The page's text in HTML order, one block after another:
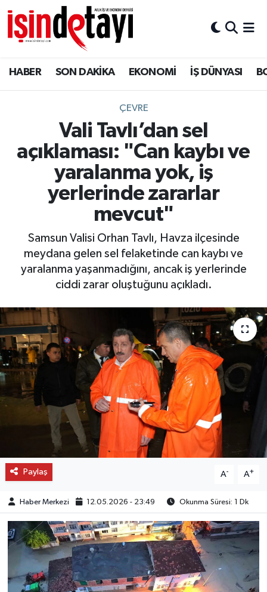
HABER SON DAKİKA EKONOMİ İŞ DÜNYASI
ÇEVRE
Vali Tavlı’dan sel
açıklaması: "Can kaybı ve
yaralanma yok, iş
yerlerinde zararlar
mevcut"
Samsun Valisi Orhan Tavlı, Havza ilçesinde
meydana gelen sel felaketinde can kaybı ve
yaralanma yaşanmadığını, ancak iş yerlerinde
ciddi zarar oluştuğunu açıkladı.
Paylaş A- A+
Haber Merkezi 12.05.2026 - 23:49 Okunma Süresi: 1 Dk
DÜNYA
Eğitim
ENERJİ HABERİ
GAYRİMENKUL
HABER
MAGAZİN
OTO DETAY
SAĞLIK
SON DAKİKA
SPOR
FİNANS
Nöbetçi Eczaneler
Hava Durumu
İstanbul Namaz Vakitleri
Trafik Durumu
Süper Lig Puan Durumu ve Fikstür
Tüm Manşetler
Haber Arşivi